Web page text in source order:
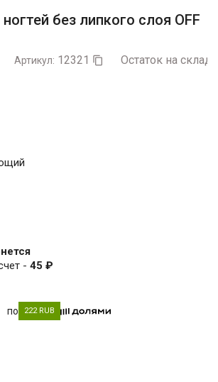
без липкого слоя OFF
Артикул: 12321  Остаток на
- 45 ₽
по 222 RUB